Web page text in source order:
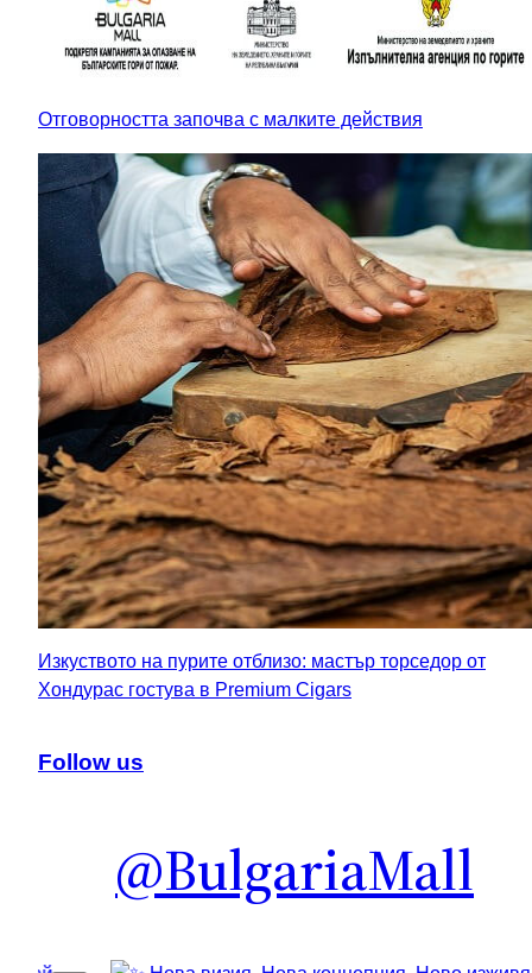
Отговорността започва с малките действия
Изкуството на пурите отблизо: мастър торседор от
Хондурас гостува в Premium Cigars
Follow us
@BulgariaMall